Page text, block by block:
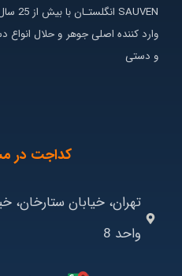
SAUVEN انگلستـان با بیش از 25 سال سابقه .
وارد کننده اصلی جوهر و حلال انواع
و دستی
کداجت در
واحد 8